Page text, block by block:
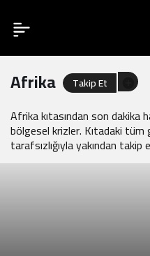
Afrika Takip Et
Afrika kıtasından son dakika
bölgesel krizler. Kıtadaki tüm
tarafsızlığıyla yakından takip